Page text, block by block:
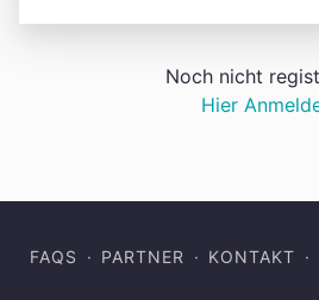
Noch nicht
Hier
FAQS PARTNER KONTAKT